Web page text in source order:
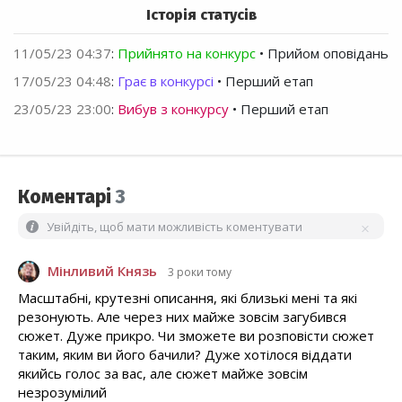
Історія статусів
11/05/23 04:37: Прийнято на конкурс • Прийом оповідань
17/05/23 04:48: Грає в конкурсі • Перший етап
23/05/23 23:00: Вибув з конкурсу • Перший етап
Коментарі3
Увійдіть, щоб мати можливість коментувати
Мінливий Князь 3 роки тому
Масштабні, крутезні описання, які близькі мені та які
резонують. Але через них майже зовсім загубився
сюжет. Дуже прикро. Чи зможете ви розповісти сюжет
таким, яким ви його бачили? Дуже хотілося віддати
якийсь голос за вас, але сюжет майже зовсім
незрозумілий